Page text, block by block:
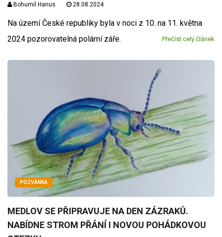
Bohumil Hanus 28.08.2024
Na území České republiky byla v noci z 10. na 11. května
2024 pozorovatelná polární záře.
Přečíst celý článek
POZVÁNKA
MEDLOV SE PŘIPRAVUJE NA DEN ZÁZRAKŮ.
NABÍDNE STROM PŘÁNÍ I NOVOU POHÁDKOVOU